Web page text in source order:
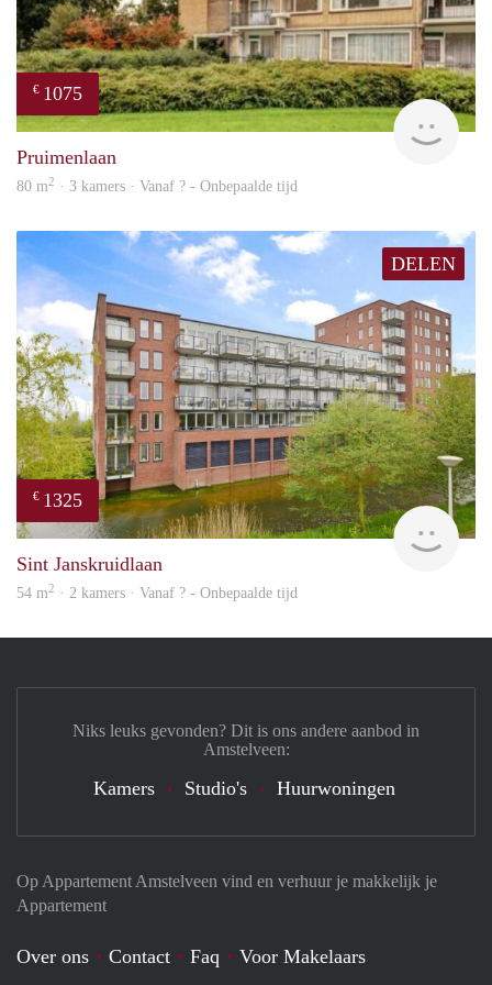
€ 1075
Pruimenlaan
80 m2 · 3 kamers · Vanaf ? - Onbepaalde tijd
DELEN
€ 1325
Sint Janskruidlaan
54 m2 · 2 kamers · Vanaf ? - Onbepaalde tijd
Op Appartement Amstelveen vind en verhuur je makkelijk je
Appartement
Over ons Contact Faq Voor Makelaars
Niks leuks gevonden? Dit is ons andere aanbod in
Amstelveen:
Kamers Studio's Huurwoningen